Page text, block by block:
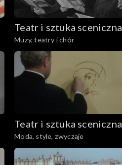
Teatr i sztuka sceniczna
Muzy, teatry i chór
Teatr i sztuka sceniczna
Moda, style, zwyczaje